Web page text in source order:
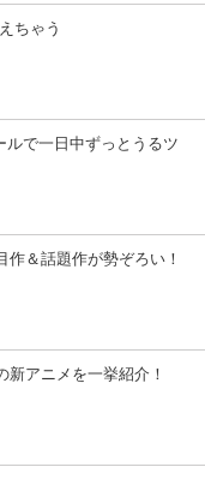
ちゃう
ルで一日中ずっとうるツ
作＆話題作が勢ぞろい！
新アニメを一挙紹介！